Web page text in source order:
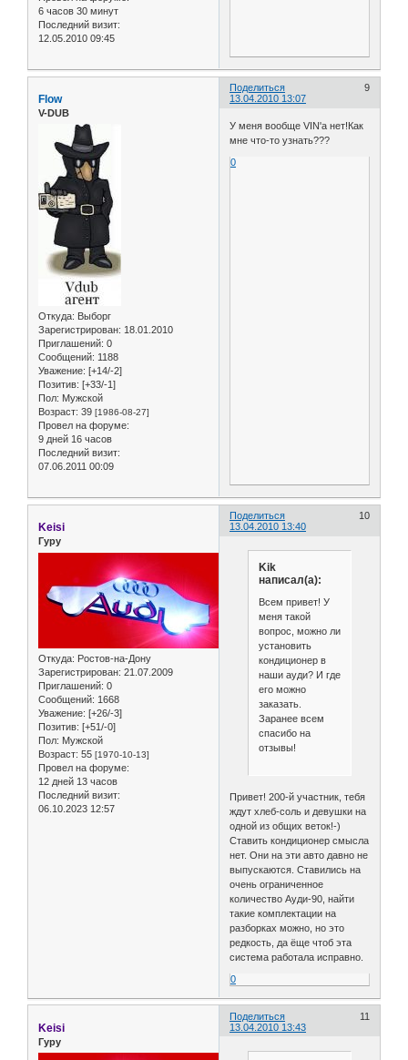
6 часов 30 минут
Последний визит:
12.05.2010 09:45
Поделиться
9
13.04.2010 13:07
Flow
V-DUB
Откуда: Выборг
Зарегистрирован: 18.01.2010
Приглашений: 0
Сообщений: 1188
Уважение: [+14/-2]
Позитив: [+33/-1]
Пол: Мужской
Возраст: 39 [1986-08-27]
Провел на форуме:
9 дней 16 часов
Последний визит:
07.06.2011 00:09
У меня вообще VIN'a нет!Как
мне что-то узнать???
0
Поделиться
10
13.04.2010 13:40
Keisi
Гуру
Откуда: Ростов-на-Дону
Зарегистрирован: 21.07.2009
Приглашений: 0
Сообщений: 1668
Уважение: [+26/-3]
Позитив: [+51/-0]
Пол: Мужской
Возраст: 55 [1970-10-13]
Провел на форуме:
12 дней 13 часов
Последний визит:
06.10.2023 12:57
Kik
написал(а):
Всем привет! У
меня такой
вопрос, можно ли
установить
кондиционер в
наши ауди? И где
его можно
заказать.
Заранее всем
спасибо на
отзывы!
Привет! 200-й участник, тебя
ждут хлеб-соль и девушки на
одной из общих веток!-)
Ставить кондиционер смысла
нет. Они на эти авто давно не
выпускаются. Ставились на
очень ограниченное
количество Ауди-90, найти
такие комплектации на
разборках можно, но это
редкость, да ёще чтоб эта
система работала исправно.
0
Поделиться
11
13.04.2010 13:43
Keisi
Гуру